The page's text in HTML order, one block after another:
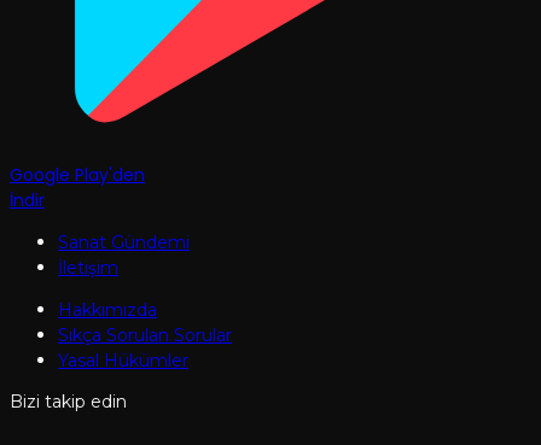
Google Play'den
İndir
Sanat Gündemi
İletişim
Hakkımızda
Sıkça Sorulan Sorular
Yasal Hükümler
Bizi takip edin